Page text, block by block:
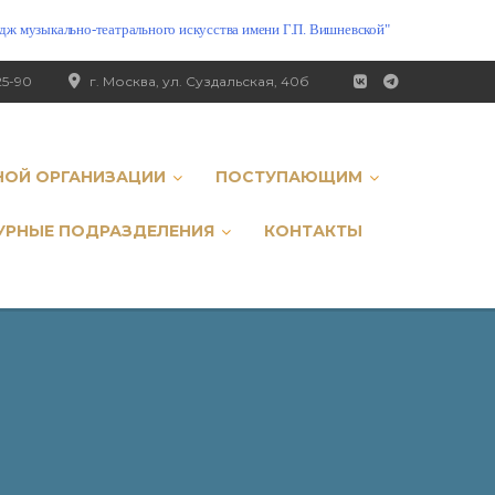
музыкально-театрального искусства имени Г.П. Вишневской"
г. Москва, ул. Суздальская, 40б
90
ОРГАНИЗАЦИИ ПОСТУПАЮЩИМ
ПОДРАЗДЕЛЕНИЯ КОНТАКТЫ